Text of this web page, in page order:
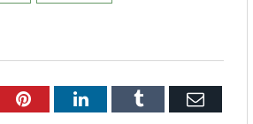
PinterestLinkedInTumblr E-